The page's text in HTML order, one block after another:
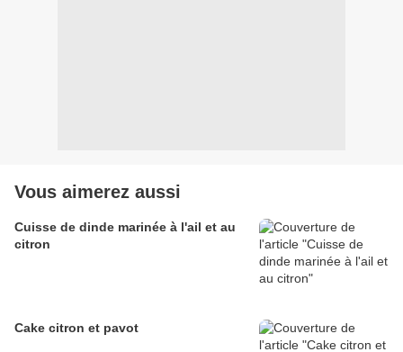
Vous aimerez aussi
Cuisse de dinde marinée à l'ail et au
citron
Cake citron et pavot